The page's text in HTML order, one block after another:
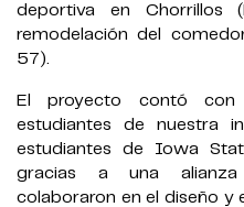
deportiva en
remodelación del
57).
El proyecto contó
estudiantes de nuestra
estudiantes de Iowa
gracias a una alianza
colaboraron en el diseño y